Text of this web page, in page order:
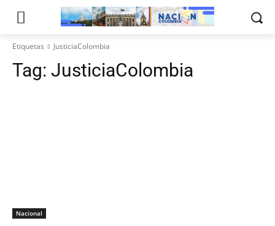
Etiquetas JusticiaColombia
Tag: JusticiaColombia
Nacional